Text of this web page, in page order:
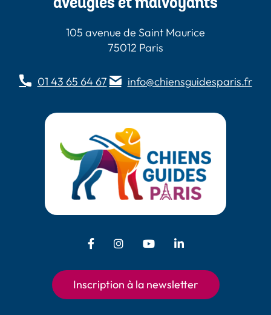
105 avenue de Saint Maurice
75012 Paris
01 43 65 64 67 info@chiensguidesparis.fr
Facebook - Chiens Guides Paris
Instagram - Chiens Guides
Youtube - Chiens
Paris
Inscription à la newsletter